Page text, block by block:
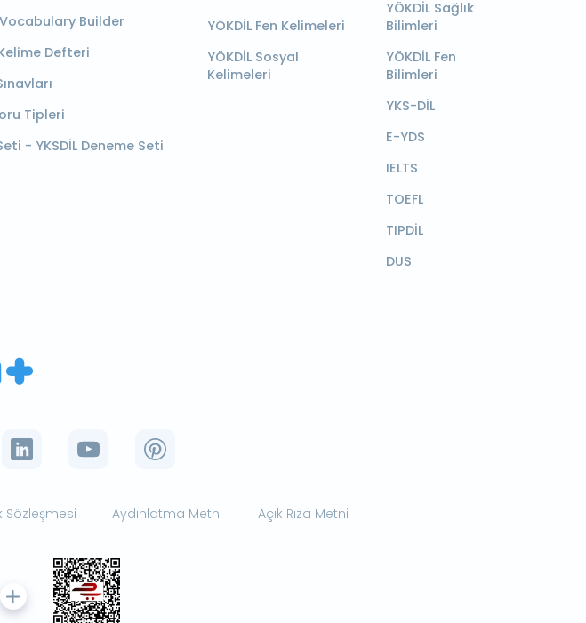
Builder
Defteri
Tipleri
- YKSDİL Deneme Seti
YÖKDİL Fen Kelimeleri
YÖKDİL Sosyal
Kelimeleri
YÖKDİL Sağlık
Bilimleri
YÖKDİL Fen
Bilimleri
YKS-DİL
E-YDS
IELTS
TOEFL
TIPDİL
DUS
Sözleşmesi Aydınlatma Metni Açık Rıza Metni